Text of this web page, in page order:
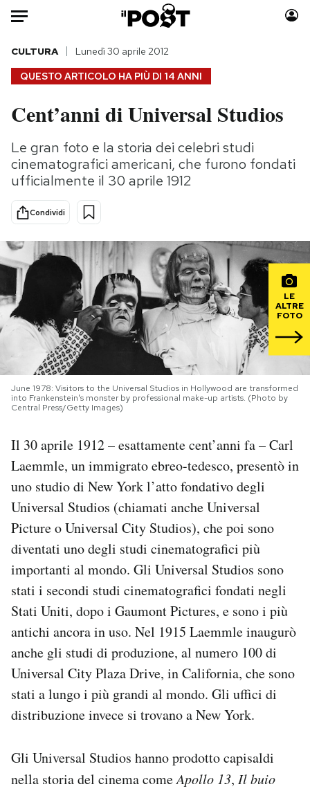
Auto
HOME
Italia
Politica
Tecnologia
Scienza
Economia
Moda
Consumismi
Storie/Idee
Altrecose
Mondiali calcio 2026
PODCAST
NEWSLETTER
SHOP
AREA PERSONALE
Area Personale
Newsletter
Notifiche mobile
Regala il Post
Hai bisogno di aiuto?
QUESTO ARTICOLO HA PIÙ DI 14 ANNI
CULTURA Lunedì 30 aprile 2012
Cent’anni di Universal Studios
Le gran foto e la storia dei celebri studi
cinematografici americani, che furono fondati
ufficialmente il 30 aprile 1912
Condividi
LE
ALTRE
FOTO
June 1978: Visitors to the Universal Studios in Hollywood are transformed
into Frankenstein's monster by professional make-up artists. (Photo by
Central Press/Getty Images)
Il 30 aprile 1912 – esattamente cent’anni fa – Carl
Laemmle, un immigrato ebreo-tedesco, presentò in
uno studio di New York l’atto fondativo degli
Universal Studios (chiamati anche Universal
Picture o Universal City Studios), che poi sono
diventati uno degli studi cinematografici più
importanti al mondo. Gli Universal Studios sono
stati i secondi studi cinematografici fondati negli
Stati Uniti, dopo i Gaumont Pictures, e sono i più
antichi ancora in uso. Nel 1915 Laemmle inaugurò
anche gli studi di produzione, al numero 100 di
Universal City Plaza Drive, in California, che sono
stati a lungo i più grandi al mondo. Gli uffici di
distribuzione invece si trovano a New York.
Gli Universal Studios hanno prodotto capisaldi
nella storia del cinema comeApollo 13, Il buio